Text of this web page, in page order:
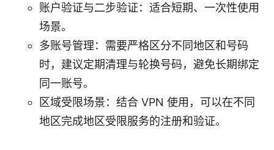
账户验证与二步验证：适合短期、一次性使用
场景。
多账号管理：需要严格区分不同地区和号码
时，建议定期清理与轮换号码，避免长期绑定
同一账号。
区域受限场景：结合 VPN 使用，可以在不同
地区完成地区受限服务的注册和验证。